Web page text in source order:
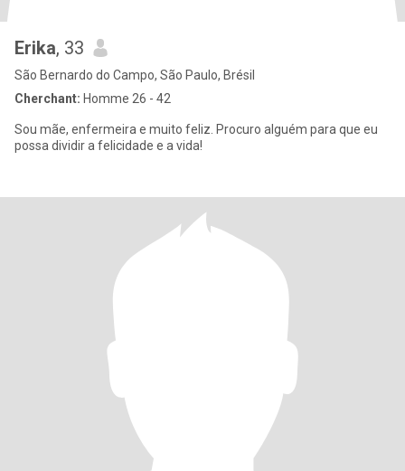
Erika, 33
São Bernardo do Campo, São Paulo, Brésil
Cherchant: Homme 26 - 42
Sou mãe, enfermeira e muito feliz. Procuro alguém para que eu
possa dividir a felicidade e a vida!